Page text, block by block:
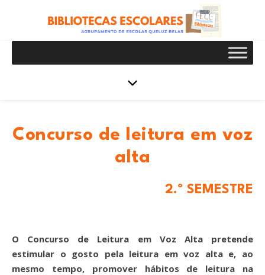
Concurso de leitura em voz
alta
2.º SEMESTRE
O Concurso de Leitura em Voz Alta pretende
estimular o gosto pela leitura em voz alta e, ao
mesmo tempo, promover hábitos de leitura na